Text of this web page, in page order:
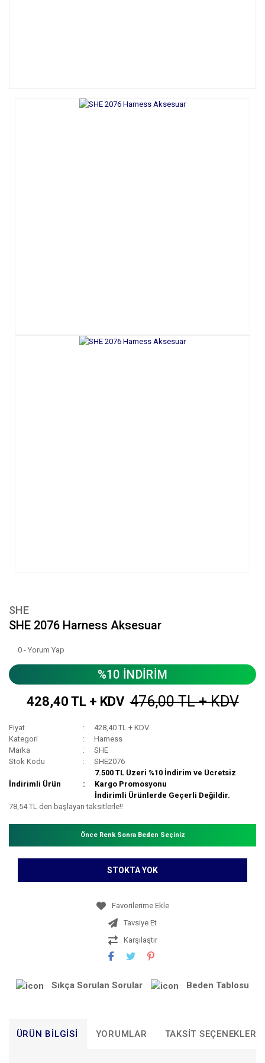
SHE
SHE 2076 Harness Aksesuar
0 - Yorum Yap
%10 İNDİRİM
428,40 TL + KDV 476,00 TL + KDV
Fiyat
428,40 TL + KDV
Kategori
Harness
Marka
SHE
Stok Kodu
SHE2076
İndirimli Ürün
7.500 TL Üzeri %10 İndirim ve Ücretsiz
Kargo Promosyonu
İndirimli Ürünlerde Geçerli Değildir.
78,54 TL den başlayan taksitlerle!!
Önce Renk Sonra Beden Seçiniz
STOKTA YOK
Tavsiye Et
Karşılaştır
Sıkça Sorulan Sorular Beden Tablosu
ÜRÜN BILGISI YORUMLAR TAKSIT SEÇENEKLERI